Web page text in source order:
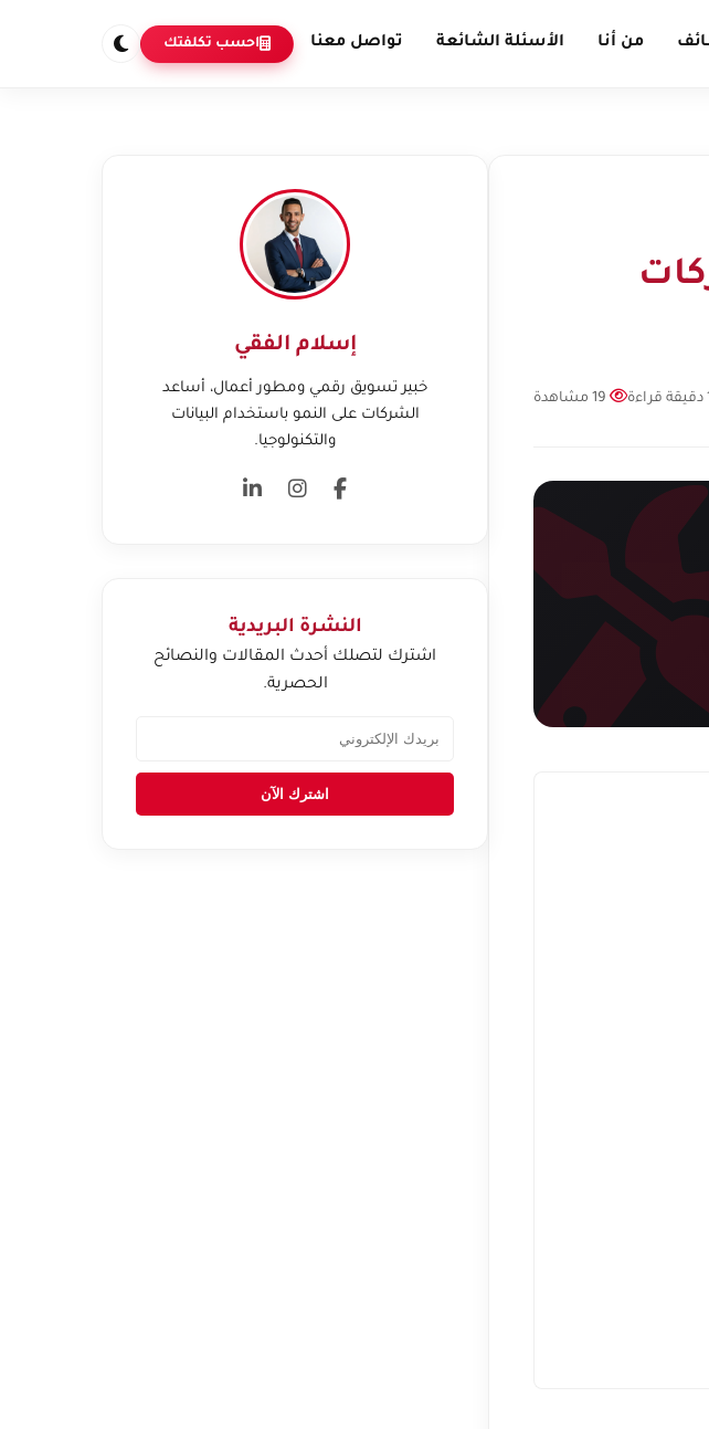
من أنا الأسئلة الشائعة تواصل معنا احسب تكلفتك
إسلام الفقي
خبير تسويق رقمي ومطور أعمال، أساعد
الشركات على النمو باستخدام البيانات
والتكنولوجيا.
النشرة البريدية
اشترك لتصلك أحدث المقالات والنصائح
الحصرية.
اشترك الآن